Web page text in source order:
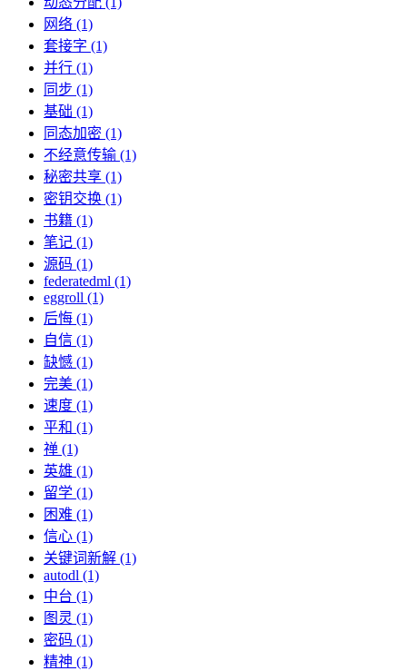
网络 (1)
套接字 (1)
并行 (1)
同步 (1)
基础 (1)
同态加密 (1)
不经意传输 (1)
秘密共享 (1)
密钥交换 (1)
书籍 (1)
笔记 (1)
源码 (1)
federatedml (1)
eggroll (1)
后悔 (1)
自信 (1)
缺憾 (1)
完美 (1)
速度 (1)
平和 (1)
禅 (1)
英雄 (1)
留学 (1)
困难 (1)
信心 (1)
关键词新解 (1)
autodl (1)
中台 (1)
图灵 (1)
密码 (1)
精神 (1)